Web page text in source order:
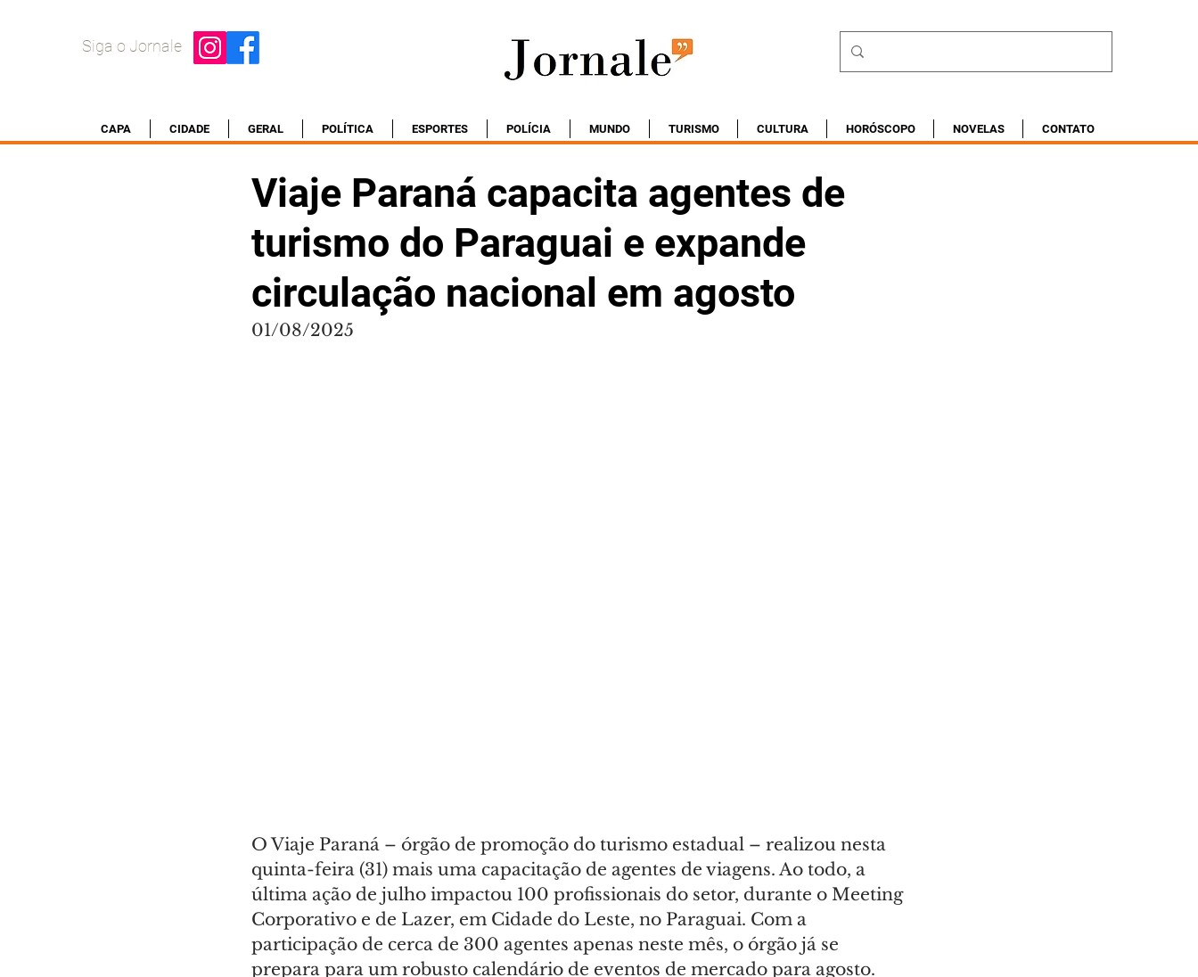
Siga o Jornale
CAPA CIDADE GERAL POLÍTICA ESPORTES POLÍCIA MUNDO TURISMO CULTURA HORÓSCOPO NOVELAS CONTATO
Viaje Paraná capacita agentes de
turismo do Paraguai e expande
circulação nacional em agosto
01/08/2025
O Viaje Paraná – órgão de promoção do turismo estadual – realizou nesta
quinta-feira (31) mais uma capacitação de agentes de viagens. Ao todo, a
última ação de julho impactou 100 profissionais do setor, durante o Meeting
Corporativo e de Lazer, em Cidade do Leste, no Paraguai. Com a
participação de cerca de 300 agentes apenas neste mês, o órgão já se
prepara para um robusto calendário de eventos de mercado para agosto.